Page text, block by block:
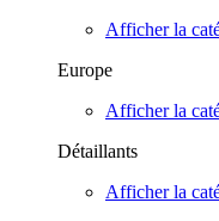
Afficher la
Europe
Afficher la
Détaillants
Afficher la